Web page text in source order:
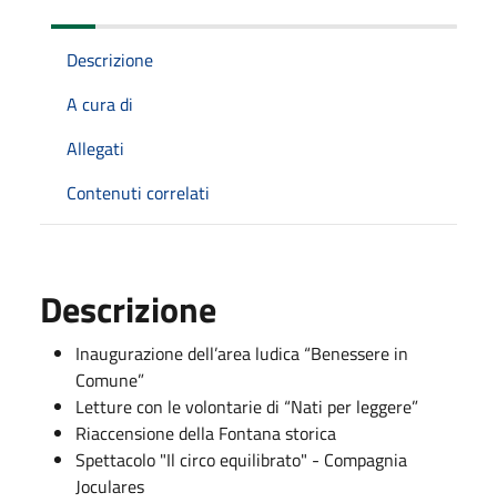
Descrizione
A cura di
Allegati
Contenuti correlati
Descrizione
Inaugurazione dell’area ludica “Benessere in
Comune”
Letture con le volontarie di “Nati per leggere”
Riaccensione della Fontana storica
Spettacolo "Il circo equilibrato" - Compagnia
Joculares